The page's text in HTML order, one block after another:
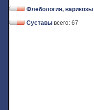
Флебология, варикозы
Суставы всего: 67